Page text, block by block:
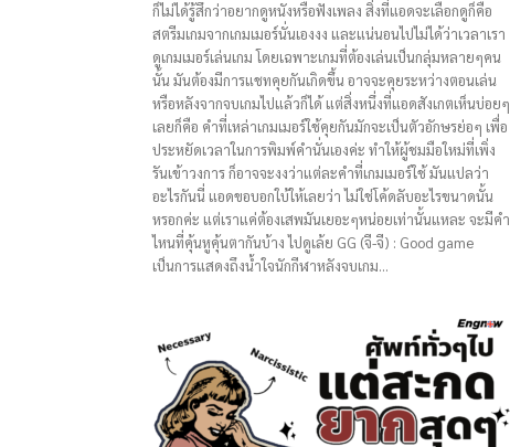
ก็ไม่ได้รู้สึกว่าอยากดูหนังหรือฟังเพลง สิ่งที่แอดจะเลือกดูก็คือ
สตรีมเกมจากเกมเมอร์นั่นเองงง และแน่นอนไปไม่ได้ว่าเวลาเรา
ดูเกมเมอร์เล่นเกม โดยเฉพาะเกมที่ต้องเล่นเป็นกลุ่มหลายๆคน
นั้น มันต้องมีการแชทคุยกันเกิดขึ้น อาจจะคุยระหว่างตอนเล่น
หรือหลังจากจบเกมไปแล้วก็ได้ แต่สิ่งหนึ่งที่แอดสังเกตเห็นบ่อยๆ
เลยก็คือ คำที่เหล่าเกมเมอร์ใช้คุยกันมักจะเป็นตัวอักษรย่อๆ เพื่อ
ประหยัดเวลาในการพิมพ์คำนั่นเองค่ะ ทำให้ผู้ชมมือใหม่ที่เพิ่ง
รันเข้าวงการ ก็อาจจะงงว่าแต่ละคำที่เกมเมอร์ใช้ มันแปลว่า
อะไรกันนี่ แอดขอบอกใบ้ให้เลยว่า ไม่ใช่โค้ดลับอะไรขนาดนั้น
หรอกค่ะ แต่เราแค่ต้องเสพมันเยอะๆหน่อยเท่านั้นแหละ จะมีคำ
ไหนที่คุ้นหูคุ้นตากันบ้าง ไปดูเล้ย GG (จี-จี) : Good game
เป็นการแสดงถึงน้ำใจนักกีฬาหลังจบเกม...